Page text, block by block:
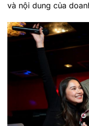
và nội dung của